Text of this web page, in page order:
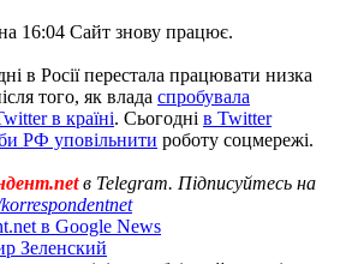
16:04 Сайт знову працює.
в Росії перестала працювати низка
того, як влада спробувала
в країні. Сьогодні в Twitter
РФ уповільнити роботу соцмережі.
в Telegram. Підписуйтесь на
в Google News
Зеленский